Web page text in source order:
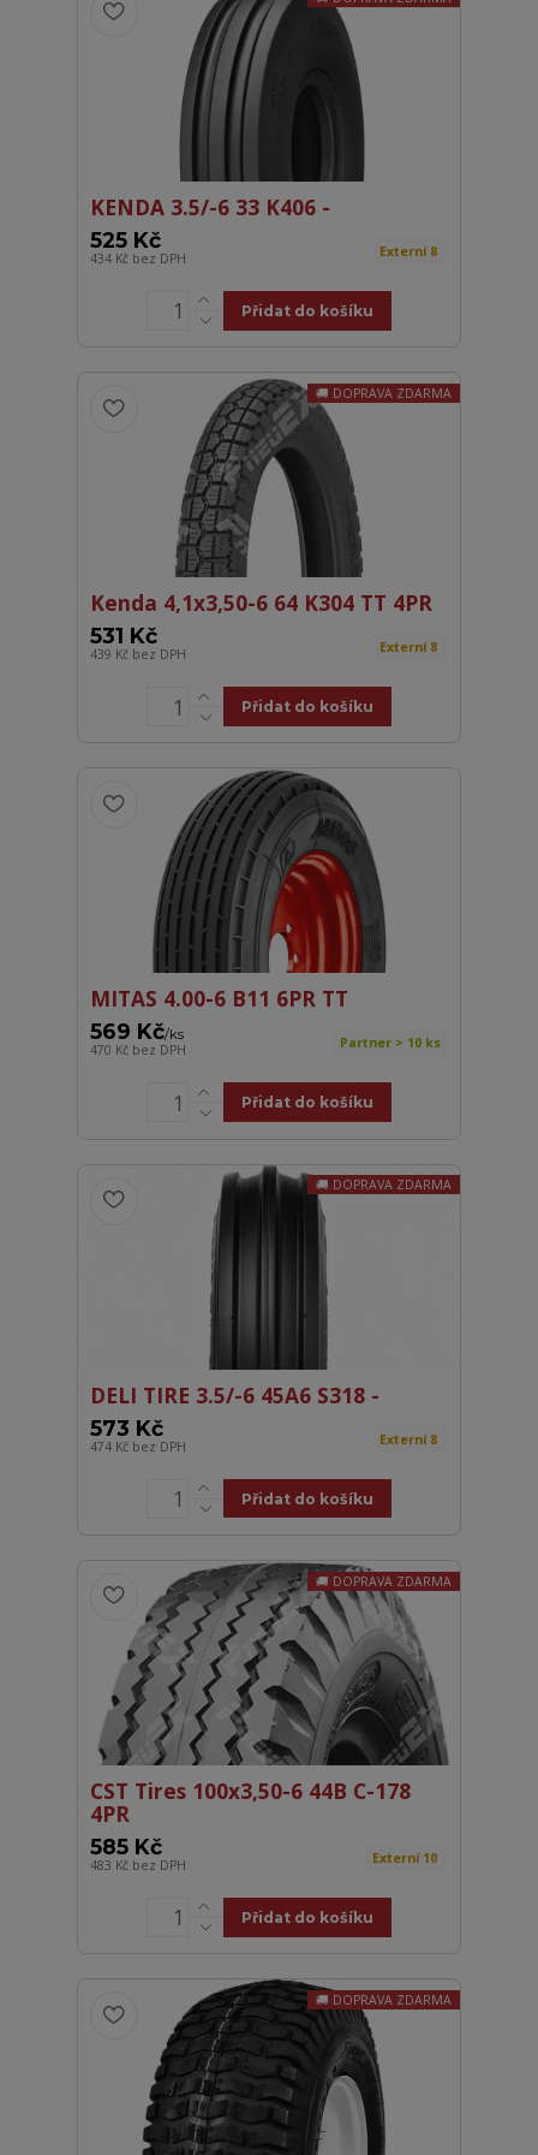
KENDA 3.5/-6 33 K406 -
525 Kč
434 Kč bez DPH Externí 8
Přidat do košíku
DOPRAVA ZDARMA
Kenda 4,1x3,50-6 64 K304 TT 4PR
531 Kč
439 Kč bez DPH Externí 8
Přidat do košíku
MITAS 4.00-6 B11 6PR TT
569 Kč/ks
470 Kč bez DPH Partner > 10 ks
Přidat do košíku
DOPRAVA ZDARMA
DELI TIRE 3.5/-6 45A6 S318 -
573 Kč
474 Kč bez DPH Externí 8
Přidat do košíku
DOPRAVA ZDARMA
CST Tires 100x3,50-6 44B C-178
4PR
585 Kč
483 Kč bez DPH Externí 10
Přidat do košíku
DOPRAVA ZDARMA